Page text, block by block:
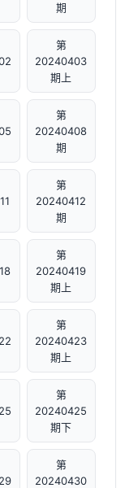
期
第
20240403
期上
第
20240408
期
第
20240412
期
第
20240419
期上
第
20240423
期上
第
20240425
期下
第
20240430